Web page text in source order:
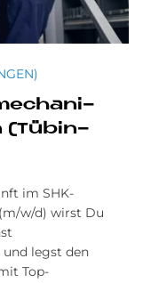
(Tü­bin­
im SHK-
w/d) wirst Du
und legst den
Top-